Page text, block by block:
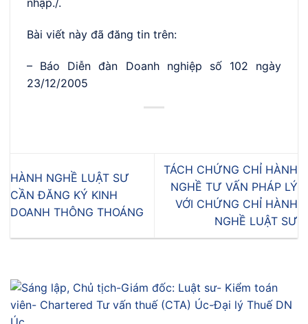
nhập./.
Bài viết này đã đăng tin trên:
– Báo Diễn đàn Doanh nghiệp số 102 ngày
23/12/2005
HÀNH NGHỀ LUẬT SƯ
CẦN ĐĂNG KÝ KINH
DOANH THÔNG THOÁNG
TÁCH CHỨNG CHỈ HÀNH
NGHỀ TƯ VẤN PHÁP LÝ
VỚI CHỨNG CHỈ HÀNH
NGHỀ LUẬT SƯ